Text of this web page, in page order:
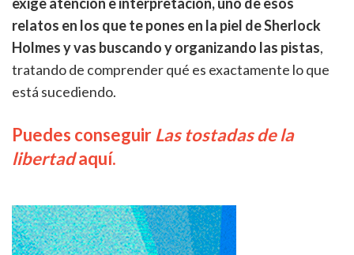
relatos en los que te pones en la piel de Sherlock
Holmes y vas buscando y organizando las pistas,
tratando de comprender qué es exactamente lo que
está sucediendo.
Puedes conseguir Las tostadas de la
libertadaquí.